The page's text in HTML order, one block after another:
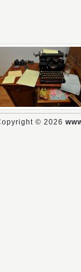
© 2026